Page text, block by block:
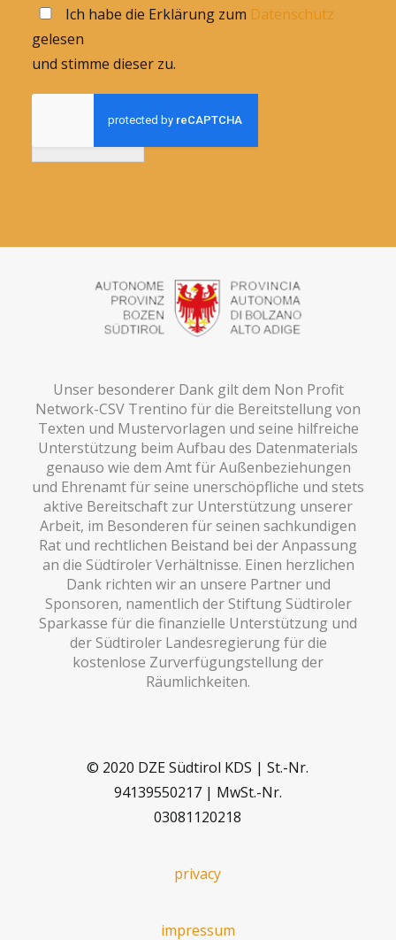
Ich habe die Erklärung zum Datenschutz
gelesen
und stimme dieser zu.
Unser besonderer Dank gilt dem Non Profit
Network-CSV Trentino für die Bereitstellung von
Texten und Mustervorlagen und seine hilfreiche
Unterstützung beim Aufbau des Datenmaterials
genauso wie dem Amt für Außenbeziehungen
und Ehrenamt für seine unerschöpfliche und stets
aktive Bereitschaft zur Unterstützung unserer
Arbeit, im Besonderen für seinen sachkundigen
Rat und rechtlichen Beistand bei der Anpassung
an die Südtiroler Verhältnisse. Einen herzlichen
Dank richten wir an unsere Partner und
Sponsoren, namentlich der Stiftung Südtiroler
Sparkasse für die finanzielle Unterstützung und
der Südtiroler Landesregierung für die
kostenlose Zurverfügungstellung der
Räumlichkeiten.
© 2020 DZE Südtirol KDS | St.-Nr.
94139550217 | MwSt.-Nr.
03081120218
privacy
impressum